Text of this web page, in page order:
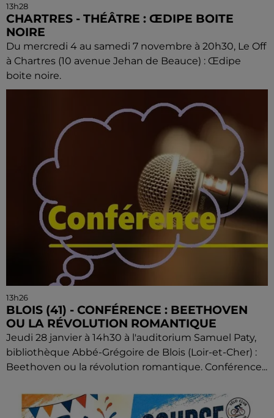
13h28
CHARTRES - THÉÂTRE : ŒDIPE BOITE
NOIRE
Du mercredi 4 au samedi 7 novembre à 20h30, Le Off
à Chartres (10 avenue Jehan de Beauce) : Œdipe
boite noire.
13h26
BLOIS (41) - CONFÉRENCE : BEETHOVEN
OU LA RÉVOLUTION ROMANTIQUE
Jeudi 28 janvier à 14h30 à l'auditorium Samuel Paty,
bibliothèque Abbé-Grégoire de Blois (Loir-et-Cher) :
Beethoven ou la révolution romantique. Conférence...